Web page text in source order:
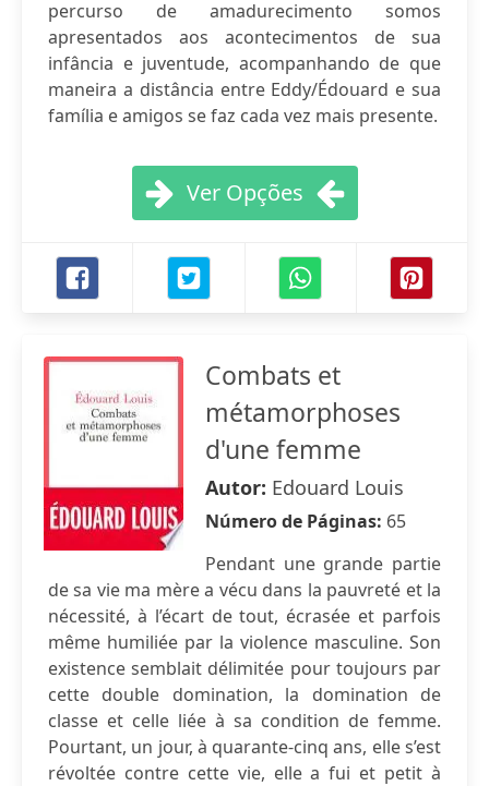
percurso de amadurecimento somos
apresentados aos acontecimentos de sua
infância e juventude, acompanhando de que
maneira a distância entre Eddy/Édouard e sua
família e amigos se faz cada vez mais presente.
Ver Opções
Combats et
métamorphoses
d'une femme
Autor: Edouard Louis
Número de Páginas: 65
Pendant une grande partie
de sa vie ma mère a vécu dans la pauvreté et la
nécessité, à l’écart de tout, écrasée et parfois
même humiliée par la violence masculine. Son
existence semblait délimitée pour toujours par
cette double domination, la domination de
classe et celle liée à sa condition de femme.
Pourtant, un jour, à quarante-cinq ans, elle s’est
révoltée contre cette vie, elle a fui et petit à